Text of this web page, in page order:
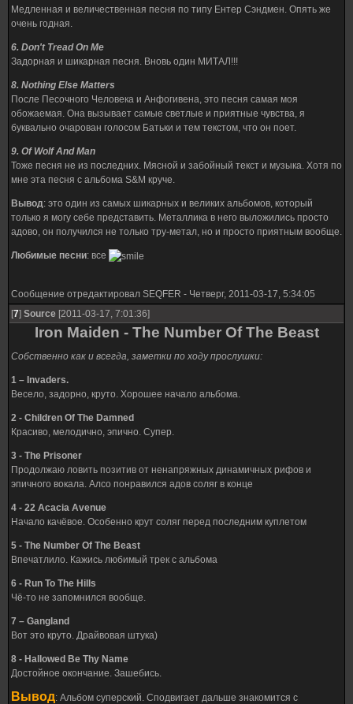
Медленная и величественная песня по типу Ентер Сэндмен. Опять же
очень годная.
6. Don't Tread On Me
Задорная и шикарная песня. Вновь один МИТАЛ!!!
8. Nothing Else Matters
После Песочного Человека и Анфогивена, это песня самая моя
обожаемая. Она вызывает самые светлые и приятные чувства, я
буквально очарован голосом Батьки и тем текстом, что он поет.
9. Of Wolf And Man
Тоже песня не из последних. Мясной и забойный текст и музыка. Хотя по
мне эта песня с альбома S&M круче.
Вывод: это один из самых шикарных и великих альбомов, который
только я могу себе представить. Металлика в него выложились просто
адово, он получился не только тру-метал, но и просто приятным вообще.
Любимые песни: все
Сообщение отредактировал SEQFER - Четверг, 2011-03-17, 5:34:05
[7] Source [2011-03-17, 7:01:36]
Iron Maiden - The Number Of The Beast
Собственно как и всегда, заметки по ходу прослушки:
1 – Invaders.
Весело, задорно, круто. Хорошее начало альбома.
2 - Children Of The Damned
Красиво, мелодично, эпично. Супер.
3 - The Prisoner
Продолжаю ловить позитив от ненапряжных динамичных рифов и
эпичного вокала. Алсо понравился адов соляг в конце
4 - 22 Acacia Avenue
Начало качёвое. Особенно крут соляг перед последним куплетом
5 - The Number Of The Beast
Впечатлило. Кажись любимый трек с альбома
6 - Run To The Hills
Чё-то не запомнился вообще.
7 – Gangland
Вот это круто. Драйвовая штука)
8 - Hallowed Be Thy Name
Достойное окончание. Зашебись.
Вывод: Альбом суперский. Сподвигает дальше знакомится с